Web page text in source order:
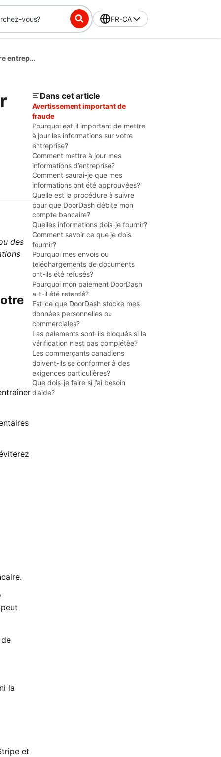
FR-CA
Comment mettre à jour les informations sur votre entreprise pour éviter les retards de paiement
des
la
et
Dans cet article
Avertissement important de
fraude
Pourquoi est-il important de mettre
à jour les informations sur votre
entreprise?
Comment mettre à jour mes
informations d’entreprise?
Comment saurai-je que mes
informations ont été approuvées?
Quelle est la procédure à suivre
pour que DoorDash débite mon
compte bancaire?
Quelles informations dois-je fournir?
Comment savoir ce que je dois
fournir?
Pourquoi mes envois ou
téléchargements de documents
ont-ils été refusés?
Pourquoi mon paiement DoorDash
a-t-il été retardé?
Est-ce que DoorDash stocke mes
données personnelles ou
commerciales?
Les paiements sont-ils bloqués si la
vérification n’est pas complétée?
Les commerçants canadiens
doivent-ils se conformer à des
exigences particulières?
Que dois-je faire si j’ai besoin
d’aide?